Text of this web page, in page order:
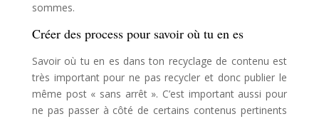
sommes.
Créer des process pour savoir où tu en es
Savoir où tu en es dans ton recyclage de contenu est
très important pour ne pas recycler et donc publier le
même post « sans arrêt ». C’est important aussi pour
ne pas passer à côté de certains contenus pertinents